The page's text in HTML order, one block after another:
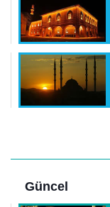
Güncel